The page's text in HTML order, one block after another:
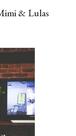
& Lulas